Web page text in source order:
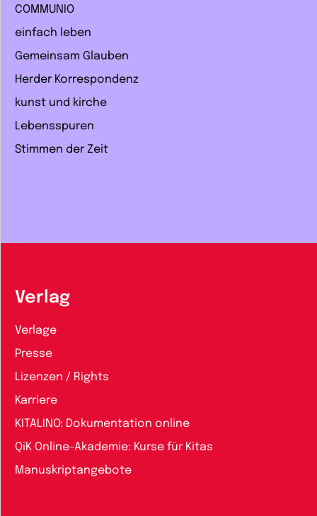
COMMUNIO
einfach leben
Gemeinsam Glauben
Herder Korrespondenz
kunst und kirche
Lebensspuren
Stimmen der Zeit
Verlag
Verlage
Presse
Lizenzen / Rights
Karriere
KITALINO: Dokumentation online
QiK Online-Akademie: Kurse für Kitas
Manuskriptangebote